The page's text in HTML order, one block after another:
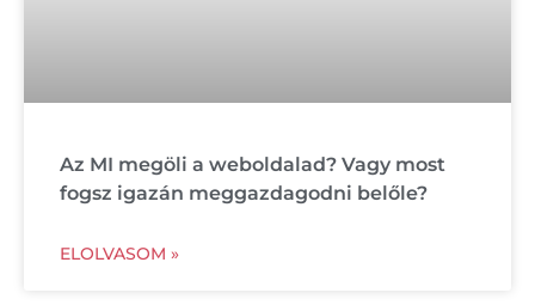
Az MI megöli a weboldalad? Vagy most
fogsz igazán meggazdagodni belőle?
ELOLVASOM »